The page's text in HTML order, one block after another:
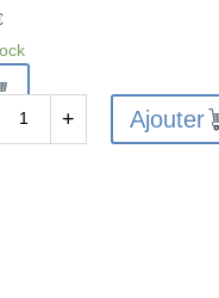
+ Ajouter